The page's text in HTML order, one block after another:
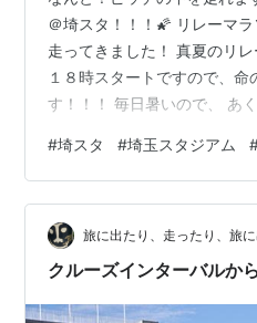
＠埼スタ！！！🌠 リレーマ
走ってきました！ 真夏のリ
１８時スタートですので、命
す！！！ 毎日暑いので、 あ
程度の堕落状態でございます
い・・・。 そういいながら
１月に１０キロ１つ、 １２
してしまいました・・・） １
１人でも走っていいし、 ８
#埼スタ #埼玉スタジアム
旅に出たり、走ったり、旅
クルーズインターバルか